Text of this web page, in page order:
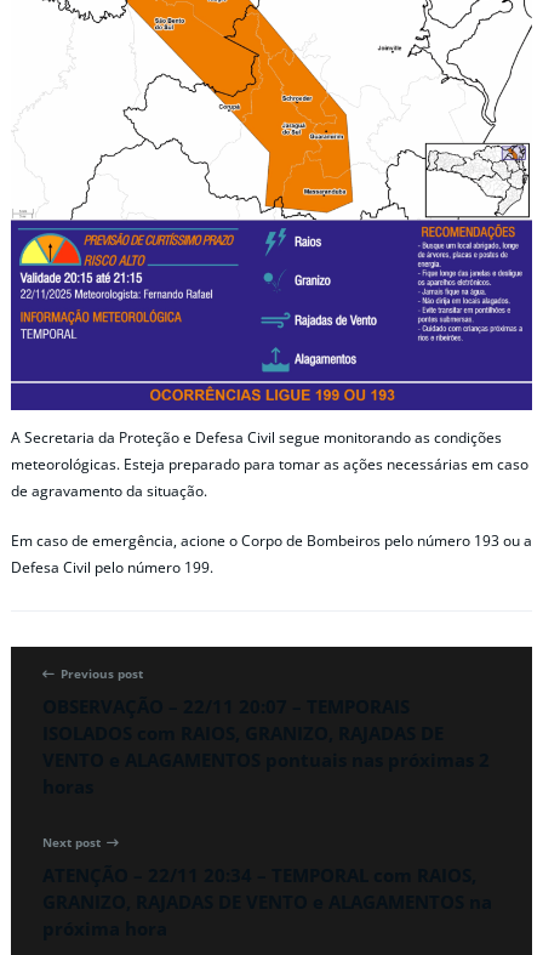
A Secretaria da Proteção e Defesa Civil segue monitorando as condições
meteorológicas. Esteja preparado para tomar as ações necessárias em caso
de agravamento da situação.
Em caso de emergência, acione o Corpo de Bombeiros pelo número 193 ou a
Defesa Civil pelo número 199.
Previous post
Next post